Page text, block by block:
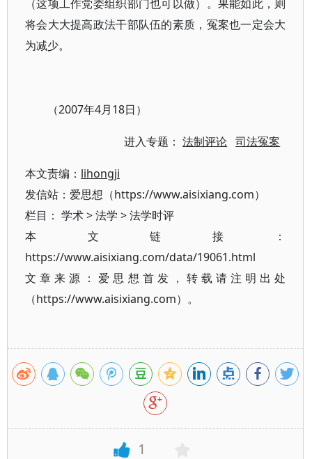
（这项工作党委组织部门也可以做）。果能如此，则
将会大大提高政法干部队伍的素质，冤案也一定会大
为减少。
（2007年4月18日）
进入专题：法制评论 司法冤案
本文责编： lihongji
发信站：爱思想（https://www.aisixiang.com）
栏目： 学术>法学 >法学时评
本文链接：
https://www.aisixiang.com/data/19061.html
文章来源：爱思想首发，转载请注明出处
（https://www.aisixiang.com）。
1